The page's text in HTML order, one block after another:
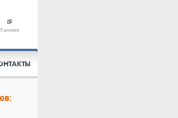
Favorites